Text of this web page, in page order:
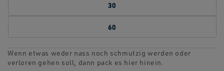
30
60
Wenn etwas weder nass noch schmutzig werden oder
verloren gehen soll, dann pack es hier hinein.